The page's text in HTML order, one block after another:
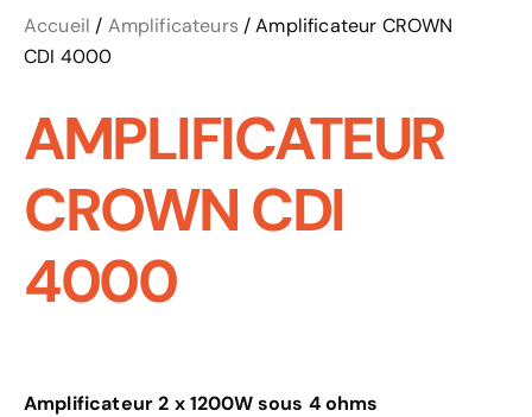
Accueil / Amplificateurs/ Amplificateur CROWN
CDI 4000
AMPLIFICATEUR
CROWN CDI
4000
Amplificateur 2 x 1200W sous 4 ohms